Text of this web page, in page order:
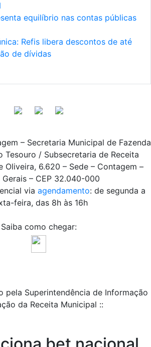
equilíbrio nas contas públicas
Refis libera descontos de até
de dívidas
– Secretaria Municipal de Fazenda
Tesouro / Subsecretaria de Receita
Oliveira, 6.620 – Sede – Contagem –
Gerais – CEP 32.040-000
via agendamento: de segunda a
feira, das 8h às 16h
Saiba como chegar:
pela Superintendência de Informação
da Receita Municipal ::